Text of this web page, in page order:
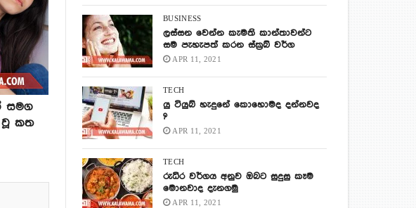
සමග
වූ කත
BUSINESS
ලස්සන වෙන්න කැමති කාන්තාවන්ට
සම පැහැපත් කරන ස්ක්‍රබ් වර්ග
APR 11, 2021
TECH
යු ටියුබ් හැදුනේ කොහොමද දන්නවද
?
APR 11, 2021
TECH
රුධිර වර්ගය අනුව ඔබට සුදුසු කෑම
මොනවාද දැනගමු
APR 11, 2021